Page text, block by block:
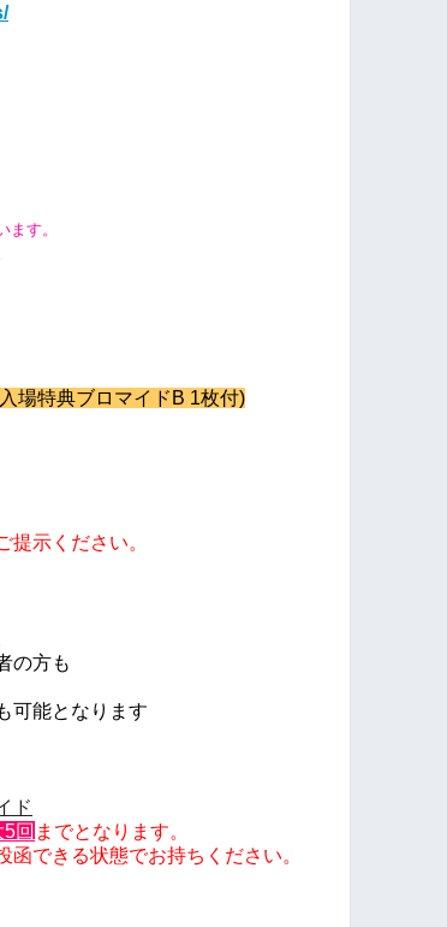
ます。
場特典ブロマイドB 1枚付)
示ください。
の方も
可能となります
ド
回 までとなります。
できる状態でお持ちください。